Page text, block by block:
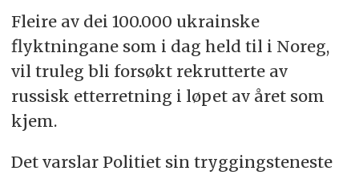
Fleire av dei 100.000 ukrainske
flyktningane som i dag held til i Noreg,
vil truleg bli forsøkt rekrutterte av
russisk etterretning i løpet av året som
kjem.
Det varslar Politiet sin tryggingsteneste